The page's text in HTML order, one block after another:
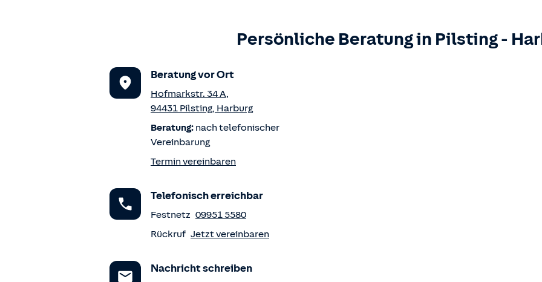
Persönliche Beratung in Pilsting-
Beratung vor Ort
Hofmarkstr. 34 A,
94431 Pilsting, Harburg
Beratung: nach telefonischer
Vereinbarung
Termin vereinbaren
Telefonisch erreichbar
Festnetz 09951 5580
Rückruf Jetzt vereinbaren
Nachricht schreiben